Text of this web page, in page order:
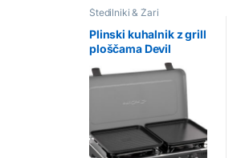
Štedilniki & Žari
Plinski kuhalnik z grill
ploščama Devil